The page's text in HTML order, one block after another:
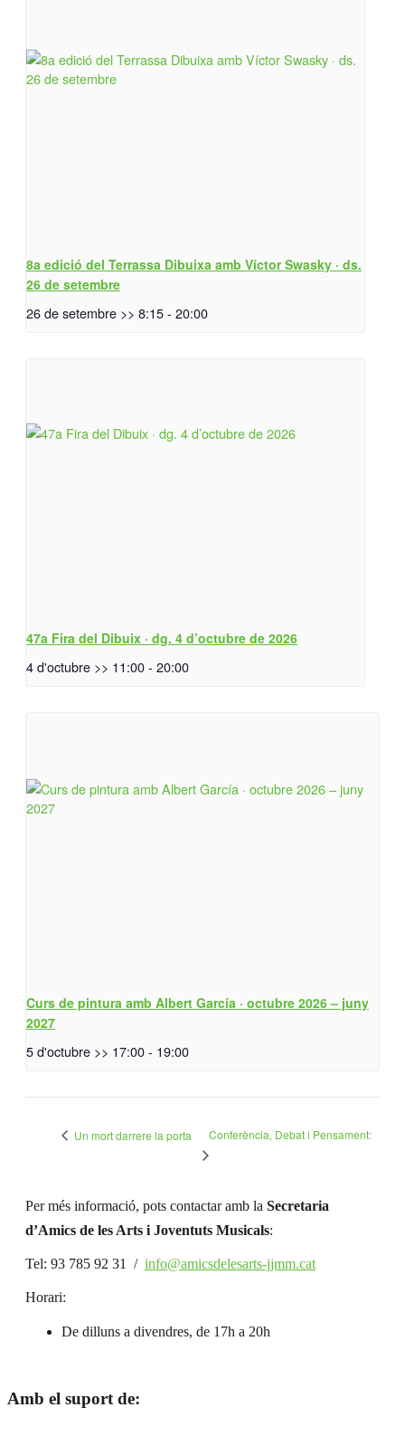
8a edició del Terrassa Dibuixa amb Víctor Swasky · ds.
26 de setembre
26 de setembre >> 8:15- 20:00
47a Fira del Dibuix · dg. 4 d’octubre de 2026
4 d'octubre >> 11:00- 20:00
Curs de pintura amb Albert García · octubre 2026 – juny
2027
5 d'octubre >> 17:00- 19:00
Un mort darrere la porta Conferència, Debat i Pensament:
Per més informació, pots contactar amb la Secretaria
d’Amics de les Arts i Joventuts Musicals:
Tel: 93 785 92 31 / info@amicsdelesarts-jjmm.cat
Horari:
De dilluns a divendres, de 17h a 20h
Amb el suport de: